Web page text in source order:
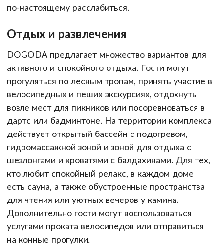
по-настоящему расслабиться.
Отдых и развлечения
DOGODA предлагает множество вариантов для
активного и спокойного отдыха. Гости могут
прогуляться по лесным тропам, принять участие в
велосипедных и пеших экскурсиях, отдохнуть
возле мест для пикников или посоревноваться в
дартс или бадминтоне. На территории комплекса
действует открытый бассейн с подогревом,
гидромассажной зоной и зоной для отдыха с
шезлонгами и кроватями с балдахинами. Для тех,
кто любит спокойный релакс, в каждом доме
есть сауна, а также обустроенные пространства
для чтения или уютных вечеров у камина.
Дополнительно гости могут воспользоваться
услугами проката велосипедов или отправиться
на конные прогулки.